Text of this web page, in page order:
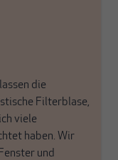
die
Filterblase,
viele
haben. Wir
und